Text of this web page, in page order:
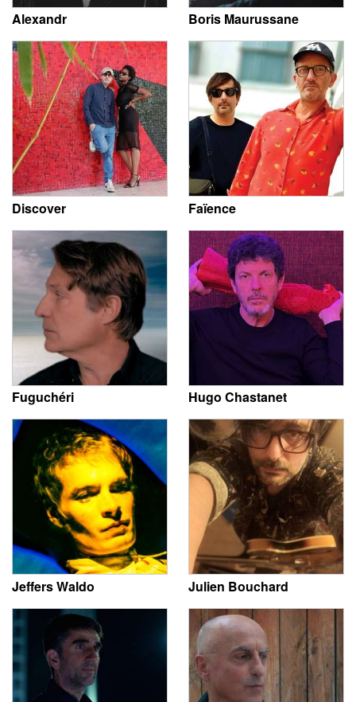
Alexandr Boris Maurussane
Discover Faïence
Fuguchéri Hugo Chastanet
Jeffers Waldo Julien Bouchard